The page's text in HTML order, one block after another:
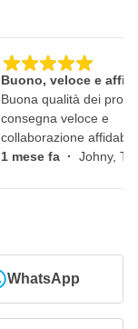
Buono, veloce e
Buona qualità dei
consegna veloce e
collaborazione
1 mese fa · Johny,
WhatsApp